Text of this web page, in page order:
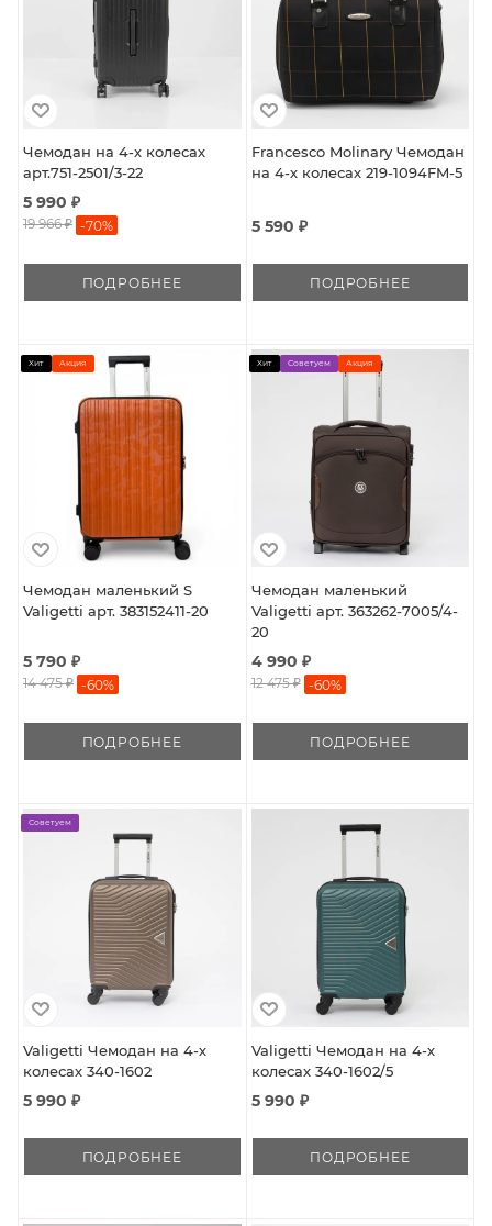
Чемодан на 4-х колесах
арт.751-2501/3-22
5 990 ₽
19 966 ₽ -70%
ПОДРОБНЕЕ
Francesco Molinary Чемодан
на 4-х колесах 219-1094FM-5
5 590 ₽
ПОДРОБНЕЕ
Хит Акция
Чемодан маленький S
Valigetti арт. 383152411-20
5 790 ₽
14 475 ₽ -60%
ПОДРОБНЕЕ
Хит Советуем Акция
Чемодан маленький
Valigetti арт. 363262-7005/4-
20
4 990 ₽
12 475 ₽ -60%
ПОДРОБНЕЕ
Советуем
Valigetti Чемодан на 4-х
колесах 340-1602
5 990 ₽
ПОДРОБНЕЕ
Valigetti Чемодан на 4-х
колесах 340-1602/5
5 990 ₽
ПОДРОБНЕЕ